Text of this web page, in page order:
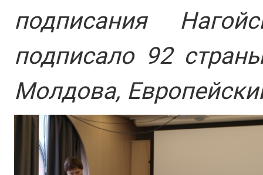
подписания
подписало 92
Молдова,